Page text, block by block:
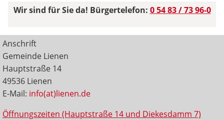
Wir sind für Sie da! Bürgertelefon: 0 54 83 / 73 96-0
Anschrift
Gemeinde Lienen
Hauptstraße 14
49536 Lienen
E-Mail: info(at)lienen.de
Öffnungszeiten (Hauptstraße 14 und Diekesdamm 7)